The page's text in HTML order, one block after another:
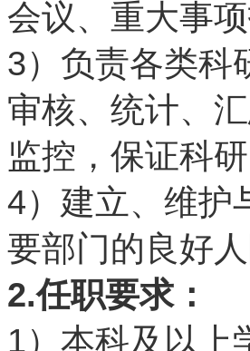
会议、重大事
3）负责各类科
审核、统计、
监控，保证科
4）建立、维护
要部门的良好
2.任职要求：
1）本科及以上